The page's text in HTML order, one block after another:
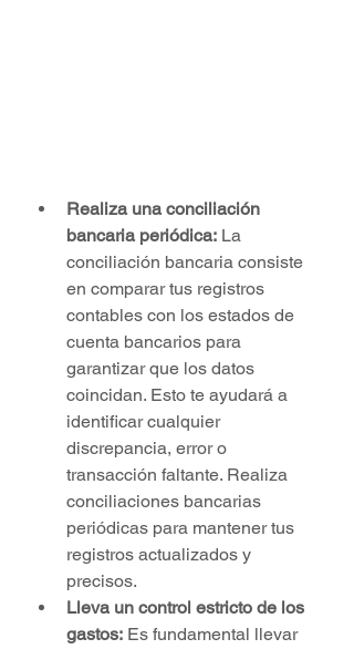
Realiza una conciliación
bancaria periódica: La
conciliación bancaria consiste
en comparar tus registros
contables con los estados de
cuenta bancarios para
garantizar que los datos
coincidan. Esto te ayudará a
identificar cualquier
discrepancia, error o
transacción faltante. Realiza
conciliaciones bancarias
periódicas para mantener tus
registros actualizados y
precisos.
Lleva un control estricto de los
gastos: Es fundamental llevar